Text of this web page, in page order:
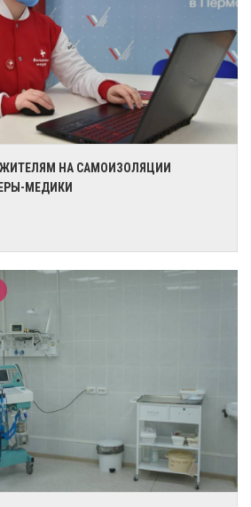
НА САМОИЗОЛЯЦИИ
МЕДИКИ